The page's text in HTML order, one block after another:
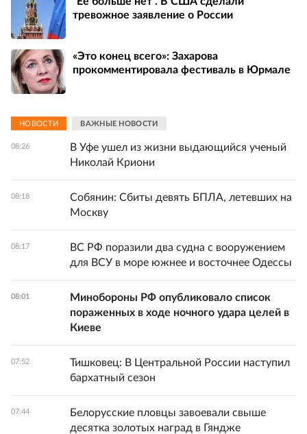
тревожное заявление о России
«Это конец всего»: Захарова
прокомментировала фестиваль в Юрмале
НОВОСТИ ВАЖНЫЕ НОВОСТИ
08:26
В Уфе ушел из жизни выдающийся ученый
Николай Криони
08:18
Собянин: Сбиты девять БПЛА, летевших на
Москву
08:17
ВС РФ поразили два судна с вооружением
для ВСУ в море южнее и восточнее Одессы
08:01
Минобороны РФ опубликовало список
пораженных в ходе ночного удара целей в
Киеве
07:52
Тишковец: В Центральной России наступил
бархатный сезон
07:44
Белорусские пловцы завоевали свыше
десятка золотых наград в Гяндже